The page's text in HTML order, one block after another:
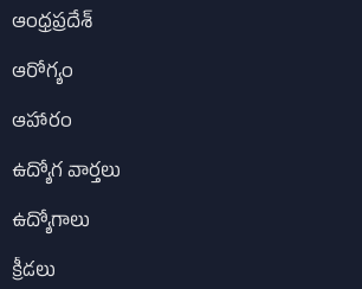
ఆంధ్రప్రదేశ్‌
ఆరోగ్యం
ఆహారం
ఉద్యోగ వార్తలు
ఉద్యోగాలు
క్రీడలు